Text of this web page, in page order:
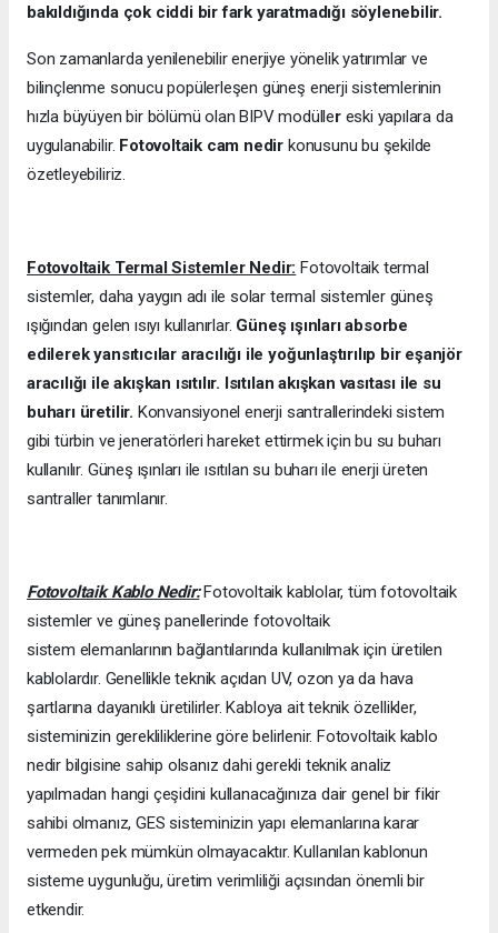
bakıldığında çok ciddi bir fark yaratmadığı söylenebilir.
Son zamanlarda yenilenebilir enerjiye yönelik yatırımlar ve
bilinçlenme sonucu popülerleşen güneş enerji sistemlerinin
hızla büyüyen bir bölümü olan BIPV modüller eski yapılara da
uygulanabilir. Fotovoltaik cam nedir konusunu bu şekilde
özetleyebiliriz.
Fotovoltaik Termal Sistemler Nedir: Fotovoltaik termal
sistemler, daha yaygın adı ile solar termal sistemler güneş
ışığından gelen ısıyı kullanırlar. Güneş ışınları absorbe
edilerek yansıtıcılar aracılığı ile yoğunlaştırılıp bir eşanjör
aracılığı ile akışkan ısıtılır. Isıtılan akışkan vasıtası ile su
buharı üretilir. Konvansiyonel enerji santrallerindeki sistem
gibi türbin ve jeneratörleri hareket ettirmek için bu su buharı
kullanılır. Güneş ışınları ile ısıtılan su buharı ile enerji üreten
santraller tanımlanır.
Fotovoltaik Kablo Nedir:Fotovoltaik kablolar, tüm fotovoltaik
sistemler ve güneş panellerinde fotovoltaik
sistem elemanlarının bağlantılarında kullanılmak için üretilen
kablolardır. Genellikle teknik açıdan UV, ozon ya da hava
şartlarına dayanıklı üretilirler. Kabloya ait teknik özellikler,
sisteminizin gerekliliklerine göre belirlenir. Fotovoltaik kablo
nedir bilgisine sahip olsanız dahi gerekli teknik analiz
yapılmadan hangi çeşidini kullanacağınıza dair genel bir fikir
sahibi olmanız, GES sisteminizin yapı elemanlarına karar
vermeden pek mümkün olmayacaktır. Kullanılan kablonun
sisteme uygunluğu, üretim verimliliği açısından önemli bir
etkendir.